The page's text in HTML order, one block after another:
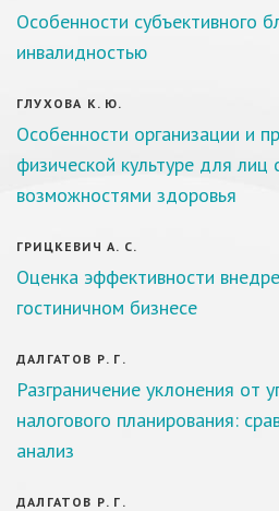
Особенности субъективного
инвалидностью
ГЛУХОВА К. Ю.
Особенности организации и
физической культуре для лиц
возможностями здоровья
ГРИЦКЕВИЧ А. С.
Оценка эффективности
гостиничном бизнесе
ДАЛГАТОВ Р. Г.
Разграничение уклонения от
налогового планирования:
анализ
ДАЛГАТОВ Р. Г.